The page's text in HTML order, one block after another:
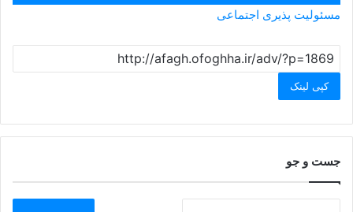
مسئولیت پذیری اجتماعی
کپی لینک
جست و جو